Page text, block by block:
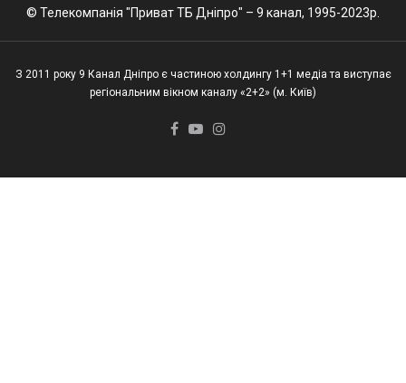
© Телекомпанія "Приват ТБ Дніпро" – 9 канал, 1995-2023р.
З 2011 року 9 Канал Дніпро є частиною холдингу 1+1 медіа та виступає
регіональним вікном каналу «2+2» (м. Київ)